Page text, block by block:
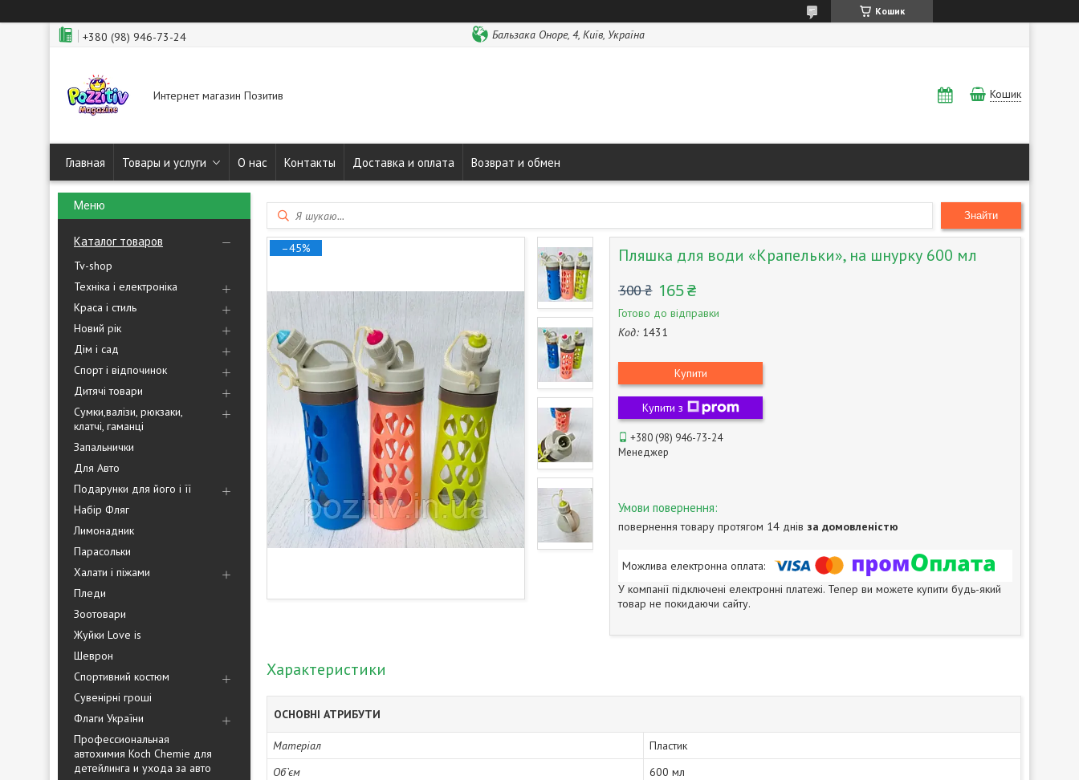
Кошик
+380 (98) 946-73-24 Бальзака Оноре, 4, Київ, Україна
Интернет магазин Позитив Кошик
Главная Товары и услуги О нас Контакты Доставка и оплата Возврат и обмен
Каталог товаров
Tv-shop
Техніка і електроніка
Краса і стиль
Новий рік
Дім і сад
Спорт і відпочинок
Дитячі товари
Сумки,валізи, рюкзаки,
клатчі, гаманці
Запальнички
Для Авто
Подарунки для його і її
Набір Фляг
Лимонадник
Парасольки
Халати і піжами
Пледи
Зоотовари
Жуйки Love is
Шеврон
Спортивний костюм
Сувенірні гроші
Флаги України
Профессиональная
автохимия Koch Chemie для
детейлинга и ухода за авто
Знайти
–45% Пляшка для води «Крапельки», на шнурку 600 мл
300 ₴ 165 ₴
Готово до відправки
Код: 1431
Купити
Купити з
+380 (98) 946-73-24
Менеджер
повернення товару протягом 14 днів за домовленістю
У компанії підключені електронні платежі. Тепер ви можете купити будь-який
товар не покидаючи сайту.
Характеристики
ОСНОВНІ АТРИБУТИ
Матеріал
Пластик
Об`єм
600 мл